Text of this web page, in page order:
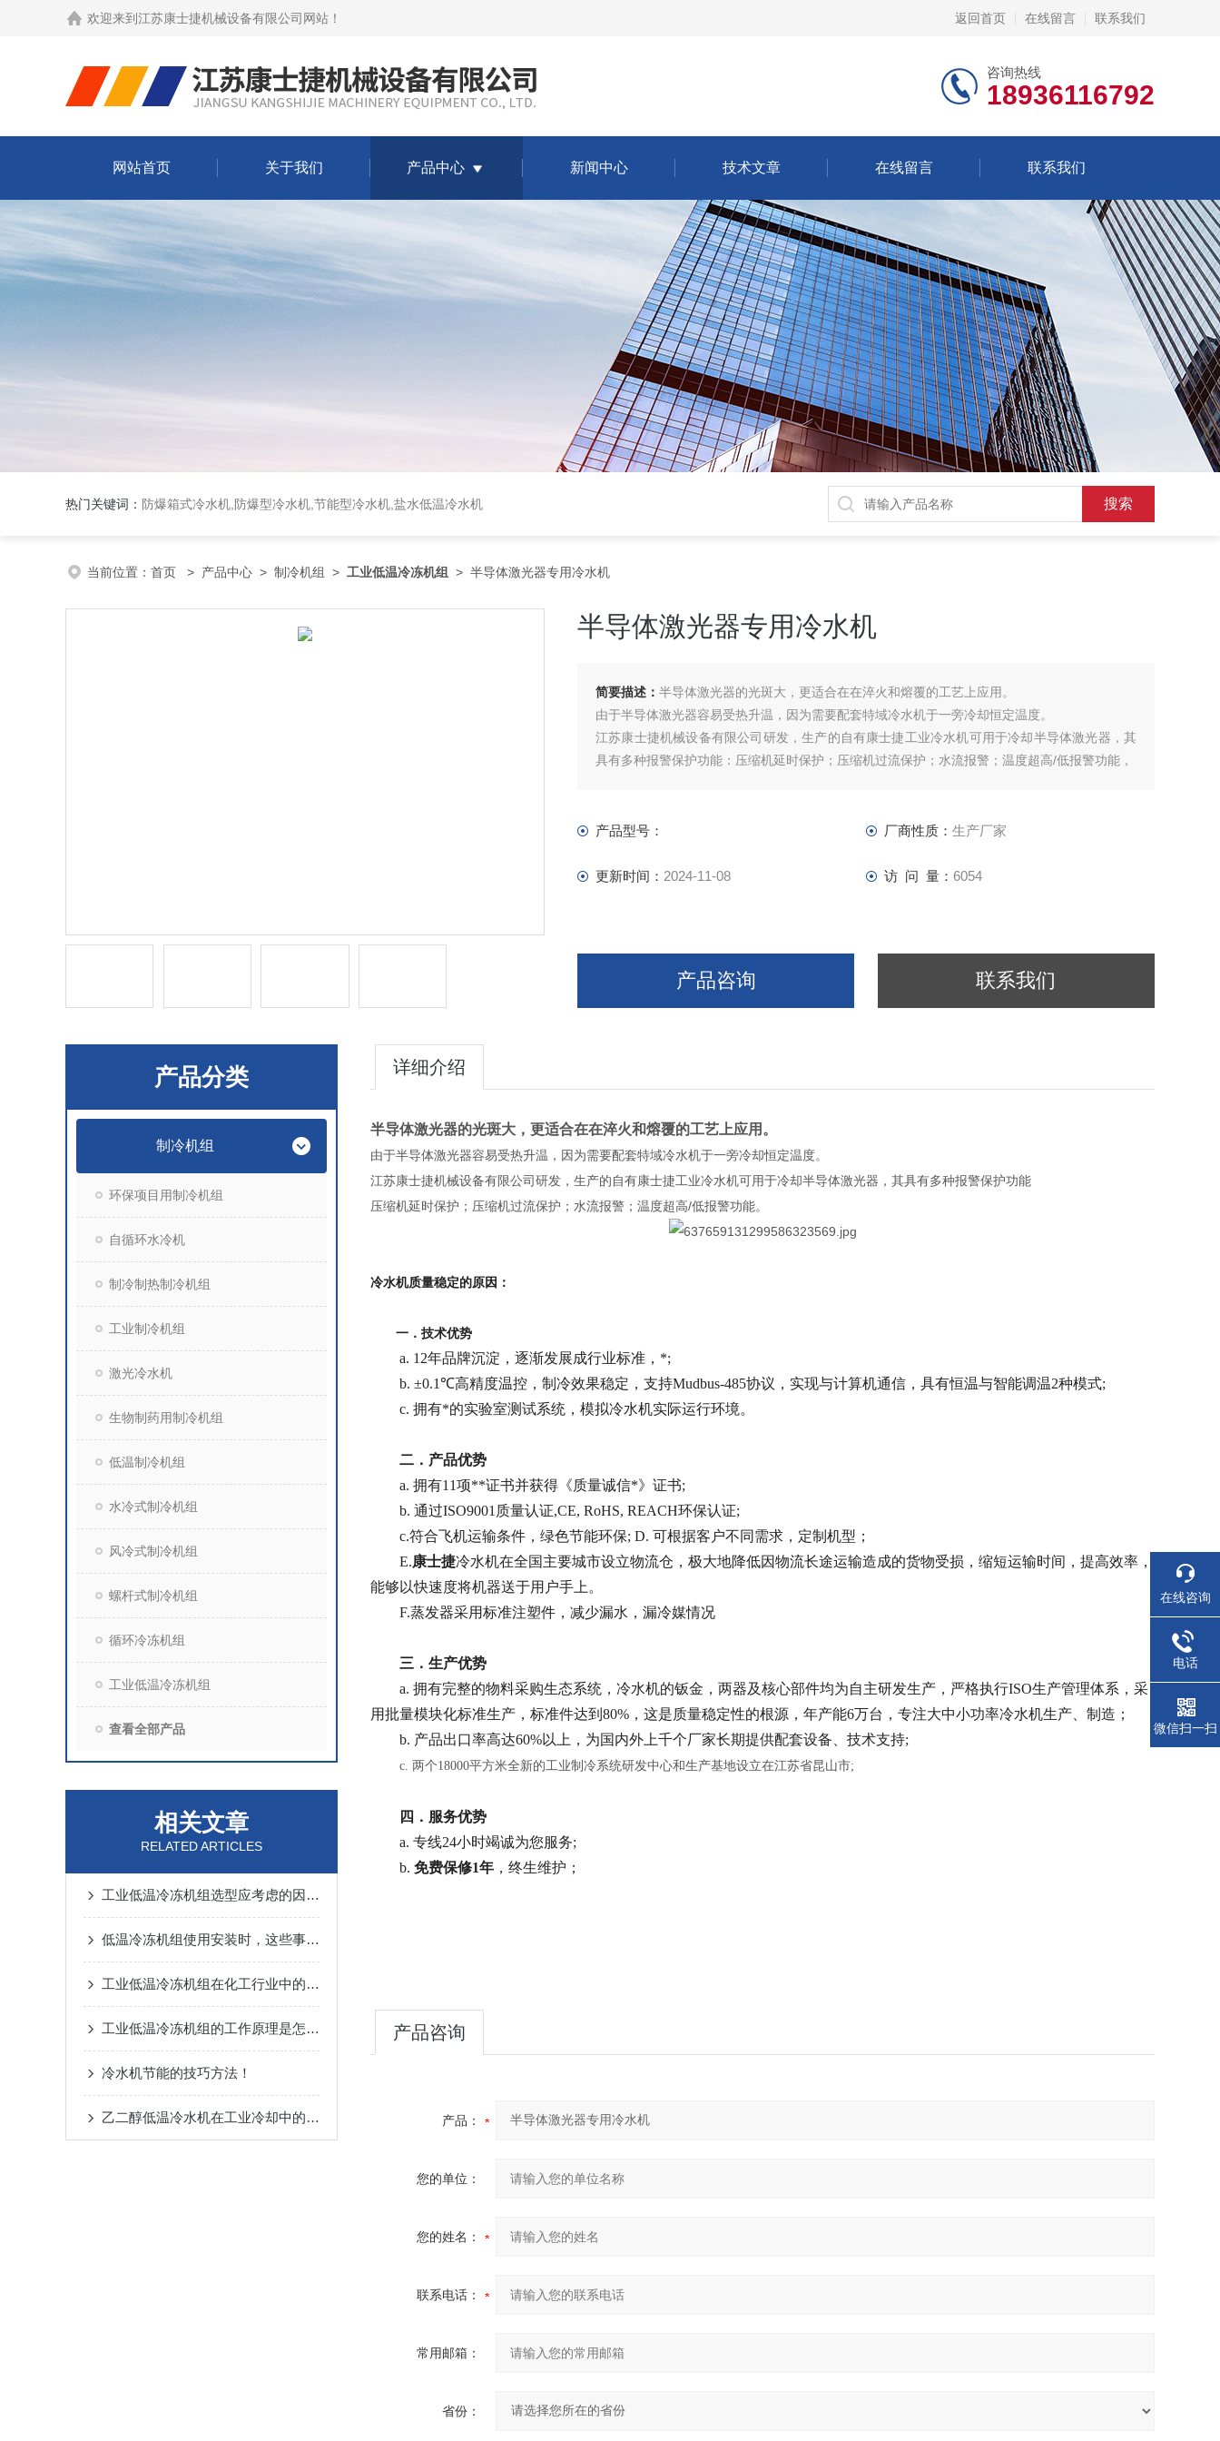
欢迎来到 江苏康士捷机械设备有限公司网站 ！ 返回首页 在线留言 联系我们
咨询热线
18936116792
网站首页 关于我们 产品中心 新闻中心 技术文章 在线留言 联系我们
热门关键词： 防爆箱式冷水机,防爆型冷水机,节能型冷水机,盐水低温冷水机
当前位置： 首页 > 产品中心 > 制冷机组 > 工业低温冷冻机组 > 半导体激光器专用冷水机
半导体激光器专用冷水机
简要描述： 半导体激光器的光斑大，更适合在在淬火和熔覆的工艺上应用。
由于半导体激光器容易受热升温，因为需要配套特域冷水机于一旁冷却恒定温度。
江苏康士捷机械设备有限公司研发，生产的自有康士捷工业冷水机可用于冷却半导体激光器，其
具有多种报警保护功能：压缩机延时保护；压缩机过流保护；水流报警；温度超高/低报警功能，
产品型号： 厂商性质： 生产厂家
更新时间： 2024-11-08 访 问 量： 6054
产品咨询 联系我们
产品分类
制冷机组
环保项目用制冷机组
自循环水冷机
制冷制热制冷机组
工业制冷机组
激光冷水机
生物制药用制冷机组
低温制冷机组
水冷式制冷机组
风冷式制冷机组
螺杆式制冷机组
循环冷冻机组
工业低温冷冻机组
查看全部产品
相关文章
RELATED ARTICLES
工业低温冷冻机组选型应考虑的因素有哪些
低温冷冻机组使用安装时，这些事项一定要注意
工业低温冷冻机组在化工行业中的应用
工业低温冷冻机组的工作原理是怎样的？
冷水机节能的技巧方法！
乙二醇低温冷水机在工业冷却中的重要作用
详细介绍
半导体激光器的光斑大，更适合在在淬火和熔覆的工艺上应用。
由于半导体激光器容易受热升温，因为需要配套特域冷水机于一旁冷却恒定温度。
江苏康士捷机械设备有限公司研发，生产的自有康士捷工业冷水机可用于冷却半导体激光器，其具有多种报警保护功能
压缩机延时保护；压缩机过流保护；水流报警；温度超高/低报警功能。
冷水机质量稳定的原因：
一．技术优势
a. 12年品牌沉淀，逐渐发展成行业标准，*;
b. ±0.1℃高精度温控，制冷效果稳定，支持Mudbus-485协议，实现与计算机通信，具有恒温与智能调温2种模式;
c. 拥有*的实验室测试系统，模拟冷水机实际运行环境。
二．产品优势
a. 拥有11项**证书并获得《质量诚信*》证书;
b. 通过ISO9001质量认证,CE, RoHS, REACH环保认证;
c.符合飞机运输条件，绿色节能环保; D. 可根据客户不同需求，定制机型；
E.康士捷冷水机在全国主要城市设立物流仓，极大地降低因物流长途运输造成的货物受损，缩短运输时间，提高效率，
能够以快速度将机器送于用户手上。
F.蒸发器采用标准注塑件，减少漏水，漏冷媒情况
三．生产优势
a. 拥有完整的物料采购生态系统，冷水机的钣金，两器及核心部件均为自主研发生产，严格执行ISO生产管理体系，采
用批量模块化标准生产，标准件达到80%，这是质量稳定性的根源，年产能6万台，专注大中小功率冷水机生产、制造；
b. 产品出口率高达60%以上，为国内外上千个厂家长期提供配套设备、技术支持;
c. 两个18000平方米全新的工业制冷系统研发中心和生产基地设立在江苏省昆山市;
四．服务优势
a. 专线24小时竭诚为您服务;
b. 免费保修1年 ，终生维护；
产品咨询
产品：
您的单位：
您的姓名：
联系电话：
常用邮箱：
省份：
在线咨询
电话
微信扫一扫